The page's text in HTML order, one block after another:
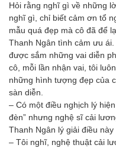
Hỏi rằng nghĩ gì về những
nghĩ gì, chỉ biết cảm ơn tổ
mẫu quá đẹp mà cô đã để
Thanh Ngân tình cảm ưu
được sắm những vai diễn
cô, mỗi lần nhận vai, tôi
những hình tượng đẹp của
sàn diễn.
– Có một điều nghịch lý
đèn” nhưng nghệ sĩ cải
Thanh Ngân lý giải điều
– Tôi nghĩ, nghệ thuật cải